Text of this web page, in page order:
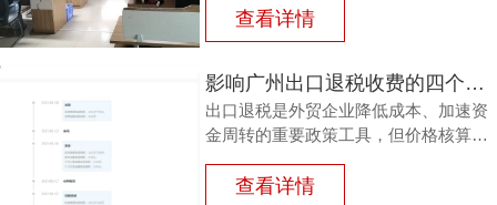
助企业看清价格与价值，避免因核算疏
漏而损失退税款。
查看详情
影响广州出口退税收费的四个关键维度，出口企业要看清
出口退税是外贸企业降低成本、加速资
金周转的重要政策工具，但价格核算与
广州出口退税收费的四个业务维度，结
查看详情